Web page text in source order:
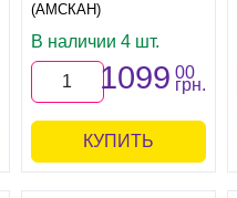
(АМСКАН)
В наличии 4 шт.
1099 00
грн.
КУПИТЬ